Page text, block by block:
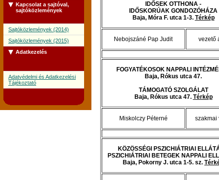
Kapcsolat a sajtóval,
sajtóközlemények
Sajtóközlemények (2014)
Sajtóközlemények (2015)
Adatkezelés
Adatvédelmi és Adatkezelési
Tájékoztató
IDŐSEK OTTHONA -
IDŐSKORÚAK GONDOZÓHÁZA
Baja, Móra F. utca 1-3. Térkép
Nebojszáné Pap Judit vezető
FOGYATÉKOSOK NAPPALI
Baja, Rókus utca 47.
TÁMOGATÓ SZOLGÁLAT
Baja, Rókus utca 47. Térkép
Miskolczy Péterné szakmai
KÖZÖSSÉGI PSZICHIÁTRIAI
PSZICHIÁTRIAI BETEGEK NAPPALI
Baja, Pokorny J. utca 1-5. sz.